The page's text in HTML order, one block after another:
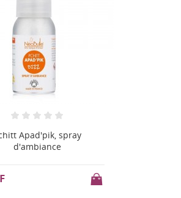
Sportverschluss "Big
Mouth"